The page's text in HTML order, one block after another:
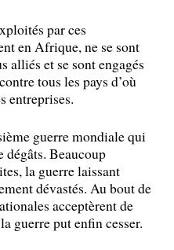
par ces
en Afrique, ne se sont
alliés et se sont engagés
tous les pays d’où
entreprises.
guerre mondiale qui
Beaucoup
la guerre laissant
dévastés. Au bout de
acceptèrent de
guerre put enfin cesser.